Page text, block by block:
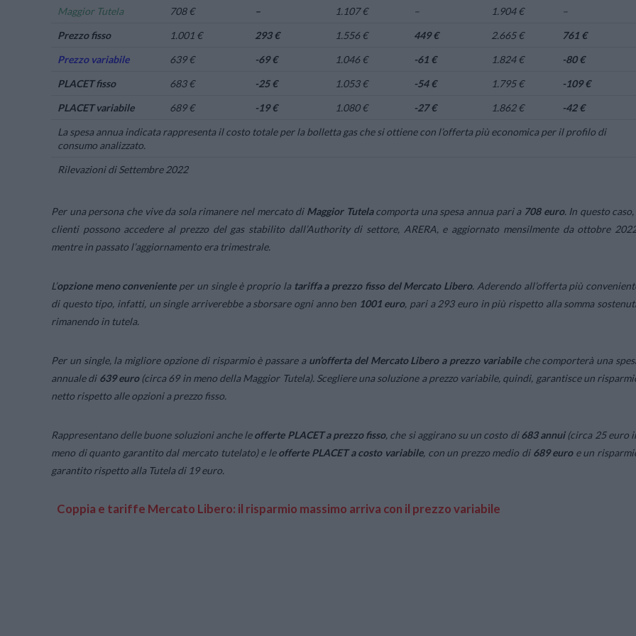
Maggior Tutela
708 € – 1.107 € – 1.904 €
–
Prezzo fisso
1.001 € 293 € 1.556 € 449 € 2.665 €
761 €
Prezzo variabile
639 € -69 € 1.046 € -61 € 1.824 €
-80 €
PLACET fisso
683 € -25 € 1.053 € -54 € 1.795 €
-109 €
PLACET variabile
689 € -19 € 1.080 € -27 € 1.862 €
-42 €
La spesa annua indicata rappresenta il costo totale per la bolletta gas che si ottiene con l’offerta più economica per il profilo di
consumo analizzato.
Rilevazioni di Settembre 2022
Per una persona che vive da sola rimanere nel mercato di Maggior Tutelacomporta una spesa annua pari a 708 euro. In questo
clienti possono accedere al prezzo del gas stabilito dall’Authority di settore, ARERA, e aggiornato mensilmente da ottobre
mentre in passato l’aggiornamento era trimestrale.
L’opzione meno conveniente per un single è proprio la tariffa a prezzo fisso del Mercato Libero. Aderendo all’offerta più
di questo tipo, infatti, un single arriverebbe a sborsare ogni anno ben 1001 euro, pari a 293 euro in più rispetto alla somma
rimanendo in tutela.
Per un single, la migliore opzione di risparmio è passare a un’offerta del Mercato Libero a prezzo variabile che comporterà una
annuale di 639 euro (circa 69 in meno della Maggior Tutela). Scegliere una soluzione a prezzo variabile, quindi, garantisce un
netto rispetto alle opzioni a prezzo fisso.
Rappresentano delle buone soluzioni anche leofferte PLACET a prezzo fisso, che si aggirano su un costo di683 annui(circa 25 euro
meno di quanto garantito dal mercato tutelato) e leofferte PLACET a costo variabile, con un prezzo medio di 689 euroe un
garantito rispetto alla Tutela di 19 euro.
Coppia e tariffe Mercato Libero: il risparmio massimo arriva con il prezzo variabile